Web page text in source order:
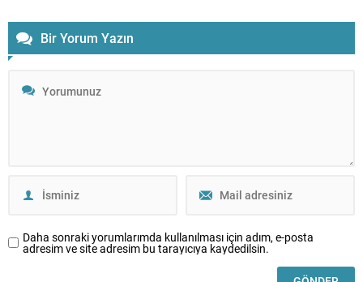
Bir Yorum Yazın
Daha sonraki yorumlarımda kullanılması için adım, e-posta
adresim ve site adresim bu tarayıcıya kaydedilsin.